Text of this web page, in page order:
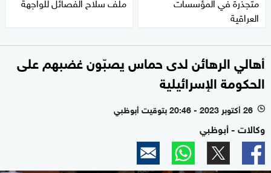
العراقية
أهالي الرهائن لدى حماس يصبّون غضبهم على
الحكومة الإسرائيلية
l 26 أكتوبر 2023 - 20:46 بتوقيت أبوظبي
وكالات - أبوظبي